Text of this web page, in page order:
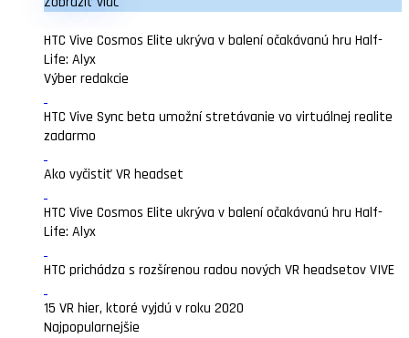
HTC Vive Cosmos Elite ukrýva v balení očakávanú hru Half-
Life: Alyx
Výber redakcie
HTC Vive Sync beta umožní stretávanie vo virtuálnej realite
zadarmo
Ako vyčistiť VR headset
HTC Vive Cosmos Elite ukrýva v balení očakávanú hru Half-
Life: Alyx
HTC prichádza s rozšírenou radou nových VR headsetov VIVE
15 VR hier, ktoré vyjdú v roku 2020
Najpopularnejšie